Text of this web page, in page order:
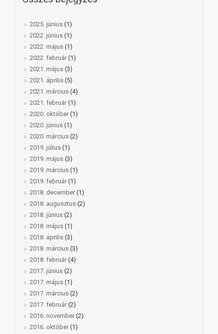
2025. június (1)
2022. június (1)
2022. május (1)
2022. február (1)
2021. május (3)
2021. április (5)
2021. március (4)
2021. február (1)
2020. október (1)
2020. június (1)
2020. március (2)
2019. július (1)
2019. május (3)
2019. március (1)
2019. február (1)
2018. december (1)
2018. augusztus (2)
2018. június (2)
2018. május (1)
2018. április (3)
2018. március (3)
2018. február (4)
2017. június (2)
2017. május (1)
2017. március (2)
2017. február (2)
2016. november (2)
2016. október (1)